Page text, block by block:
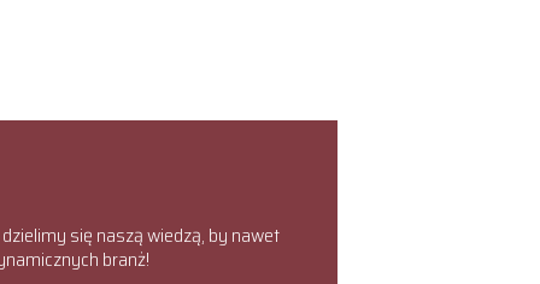
się naszą wiedzą, by nawet
branż!